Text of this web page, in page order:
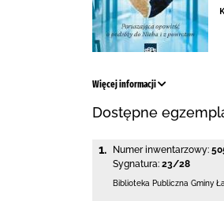
Więcej informacji
Dostępne
1. Numer inwentarzowy:
Sygnatura: 23/28
Biblioteka Publiczna Gminy